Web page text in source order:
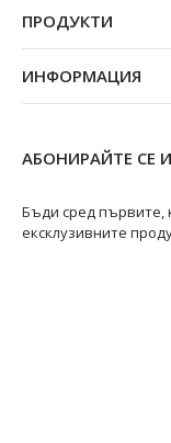
ПРОДУКТИ
Гривни
ИНФОРМАЦИЯ
Магазини
Ремонт на бижута
Видове перли
АБОНИРАЙТЕ СЕ
Бъди сред първите,
ексклузивните